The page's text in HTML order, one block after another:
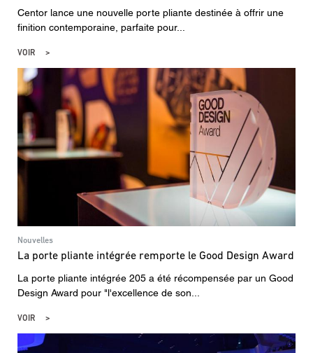
Centor lance une nouvelle porte pliante destinée à offrir une
finition contemporaine, parfaite pour...
VOIR
Nouvelles
La porte pliante intégrée remporte le Good Design Award
La porte pliante intégrée 205 a été récompensée par un Good
Design Award pour "l'excellence de son...
VOIR